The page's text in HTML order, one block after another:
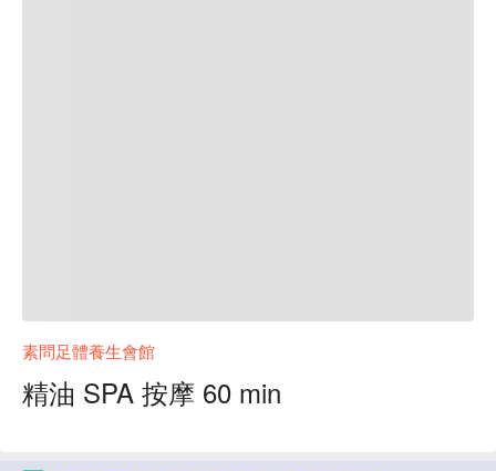
素問足體養生會館
精油 SPA 按摩 60 min